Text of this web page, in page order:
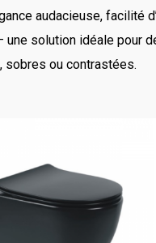
audacieuse, facilité
une solution idéale pour
sobres ou contrastées.